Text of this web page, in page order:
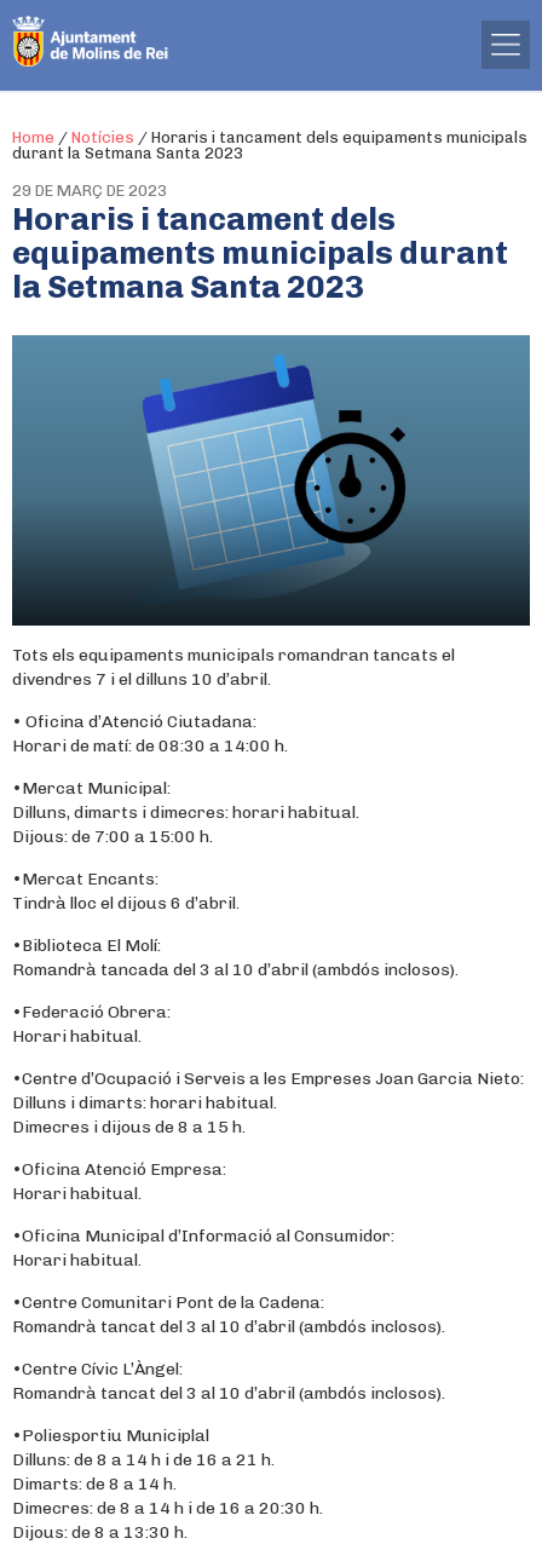
Home / Notícies / Horaris i tancament dels equipaments municipals
durant la Setmana Santa 2023
29 DE MARÇ DE 2023
Horaris i tancament dels
equipaments municipals durant
la Setmana Santa 2023
Tots els equipaments municipals romandran tancats el
divendres 7 i el dilluns 10 d’abril.
• Oficina d’Atenció Ciutadana:
Horari de matí: de 08:30 a 14:00 h.
•Mercat Municipal:
Dilluns, dimarts i dimecres: horari habitual.
Dijous: de 7:00 a 15:00 h.
•Mercat Encants:
Tindrà lloc el dijous 6 d’abril.
•Biblioteca El Molí:
Romandrà tancada del 3 al 10 d’abril (ambdós inclosos).
•Federació Obrera:
Horari habitual.
•Centre d’Ocupació i Serveis a les Empreses Joan Garcia Nieto:
Dilluns i dimarts: horari habitual.
Dimecres i dijous de 8 a 15 h.
•Oficina Atenció Empresa:
Horari habitual.
•Oficina Municipal d’Informació al Consumidor:
Horari habitual.
•Centre Comunitari Pont de la Cadena:
Romandrà tancat del 3 al 10 d’abril (ambdós inclosos).
•Centre Cívic L’Àngel:
Romandrà tancat del 3 al 10 d’abril (ambdós inclosos).
•Poliesportiu Municiplal
Dilluns: de 8 a 14 h i de 16 a 21 h.
Dimarts: de 8 a 14 h.
Dimecres: de 8 a 14 h i de 16 a 20:30 h.
Dijous: de 8 a 13:30 h.